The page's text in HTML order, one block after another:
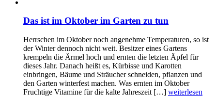
Das ist im Oktober im Garten zu tun
Herrschen im Oktober noch angenehme Temperaturen, so ist
der Winter dennoch nicht weit. Besitzer eines Gartens
krempeln die Ärmel hoch und ernten die letzten Äpfel für
dieses Jahr. Danach heißt es, Kürbisse und Karotten
einbringen, Bäume und Sträucher schneiden, pflanzen und
den Garten winterfest machen. Was ernten im Oktober
Fruchtige Vitamine für die kalte Jahreszeit […] weiterlesen